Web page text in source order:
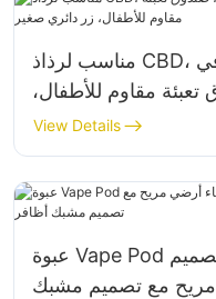
مناسب لرذاذ CBD، صندوق مربع في
مقاوم للأطفال،
زر دائري صغير
View Details
عبوة Vape Pod المحمولة - تصميم
مع تصميم مشبك